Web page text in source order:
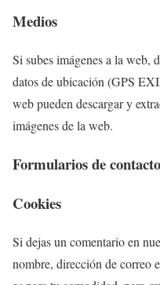
Medios
Si subes imágenes a la web,
datos de ubicación (GPS
web pueden descargar y
imágenes de la web.
Formularios de contacto
Cookies
Si dejas un comentario en
nombre, dirección de correo